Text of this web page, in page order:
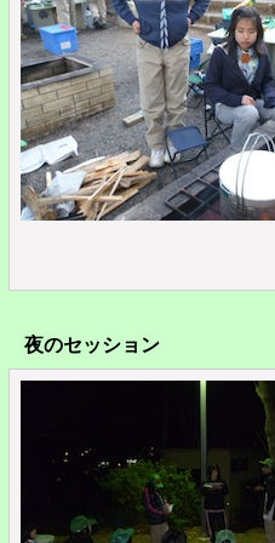
夜のセッション